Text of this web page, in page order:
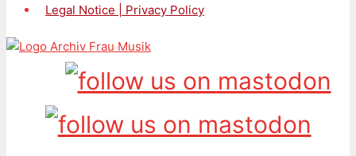
Legal Notice | Privacy Policy